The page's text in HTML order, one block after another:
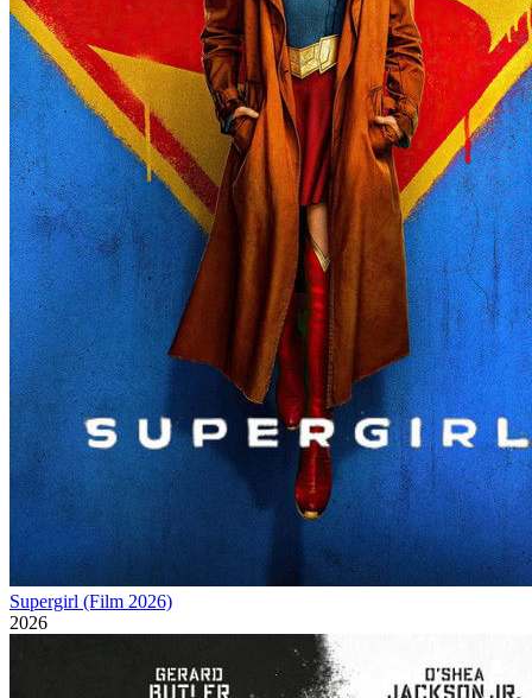
Supergirl (Film 2026)
2026